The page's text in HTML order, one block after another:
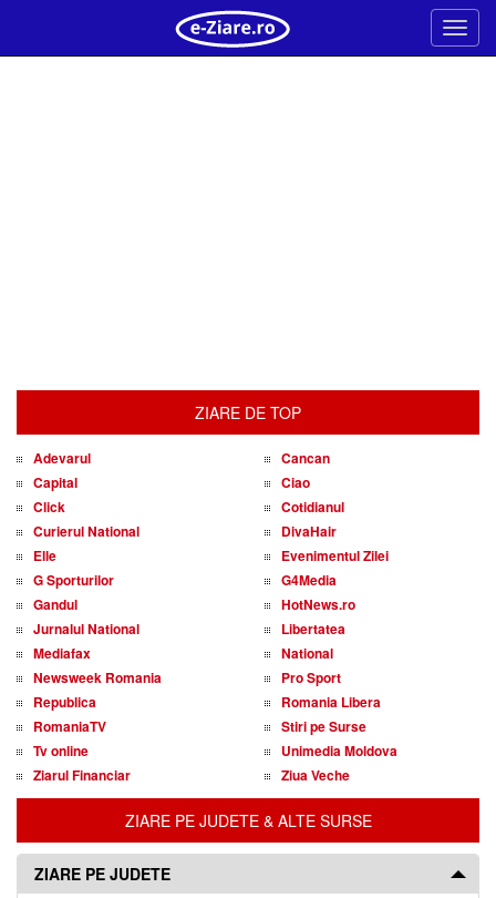
Meniu
ZIARE DE TOP
Adevarul
Cancan
Capital
Ciao
Click
Cotidianul
Curierul National
DivaHair
Elle
Evenimentul Zilei
G Sporturilor
G4Media
Gandul
HotNews.ro
Jurnalul National
Libertatea
Mediafax
National
Newsweek Romania
Pro Sport
Republica
Romania Libera
RomaniaTV
Stiri pe Surse
Tv online
Unimedia Moldova
Ziarul Financiar
Ziua Veche
ZIARE PE JUDETE & ALTE SURSE
ZIARE PE JUDETE